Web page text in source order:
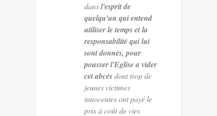
dansl'esprit de
quelqu'un qui entend
utiliser le temps et la
responsabilité qui lui
sont donnés, pour
pousser l'Eglise a vider
cet abcèsdont trop de
jeunes victimes
innocentes ont payé le
prix à coût de vies